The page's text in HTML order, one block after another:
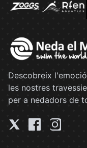
Descobreix
les nostres
per a nedadors de